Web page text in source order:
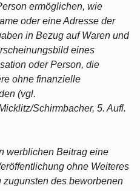
ermöglichen, wie
oder eine Adresse der
in Bezug auf Waren und
eines
oder Person, die
ohne finanzielle
(vgl.
Schirmbacher, 5. Aufl.
werblichen Beitrag eine
ohne Weiteres
des beworbenen